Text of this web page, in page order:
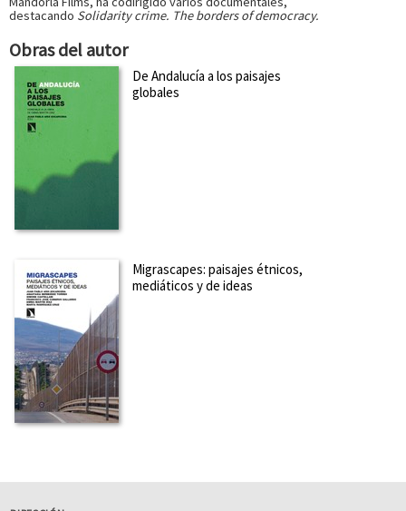
destacando Solidarity crime. The borders of democracy.
Obras del autor
De Andalucía a los paisajes
globales
Migrascapes: paisajes étnicos,
mediáticos y de ideas